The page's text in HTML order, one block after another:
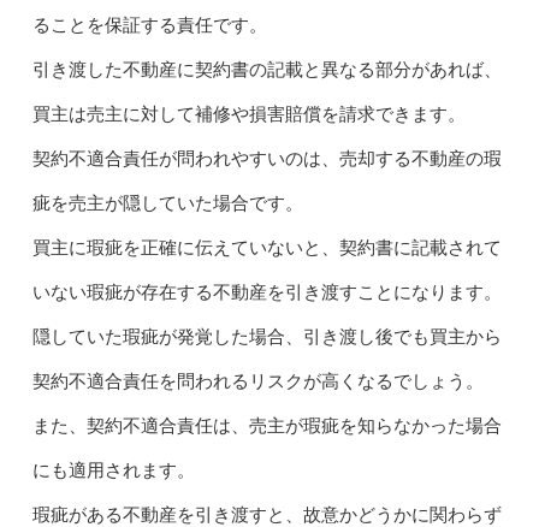
ることを保証する責任です。
引き渡した不動産に契約書の記載と異なる部分があれば、
買主は売主に対して補修や損害賠償を請求できます。
契約不適合責任が問われやすいのは、売却する不動産の瑕
疵を売主が隠していた場合です。
買主に瑕疵を正確に伝えていないと、契約書に記載されて
いない瑕疵が存在する不動産を引き渡すことになります。
隠していた瑕疵が発覚した場合、引き渡し後でも買主から
契約不適合責任を問われるリスクが高くなるでしょう。
また、契約不適合責任は、売主が瑕疵を知らなかった場合
にも適用されます。
瑕疵がある不動産を引き渡すと、故意かどうかに関わらず